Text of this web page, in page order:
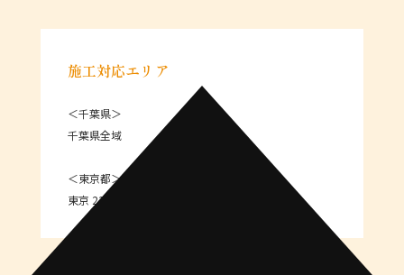
施工対応エリア
＜千葉県＞
千葉県全域
＜東京都＞
東京 23区